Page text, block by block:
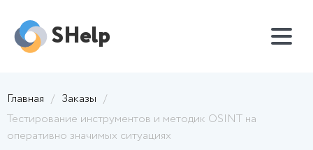
SHelp
Главная / Заказы /
Тестирование инструментов и методик OSINT на
оперативно значимых ситуациях